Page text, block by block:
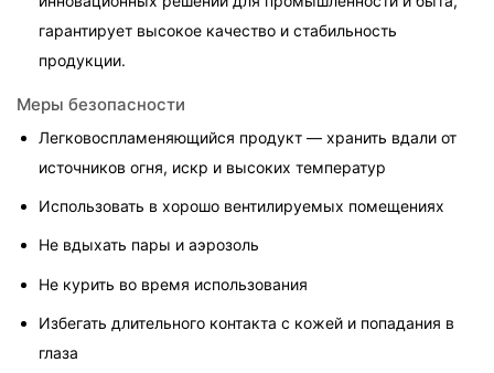
гарантирует высокое качество и стабильность
продукции.
Меры безопасности
Легковоспламеняющийся продукт — хранить вдали от
источников огня, искр и высоких температур
Использовать в хорошо вентилируемых помещениях
Не вдыхать пары и аэрозоль
Не курить во время использования
Избегать длительного контакта с кожей и попадания в
глаза